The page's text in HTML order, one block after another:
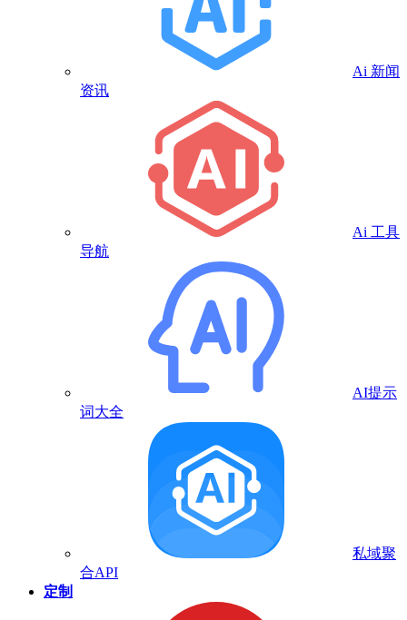
Ai 新闻
资讯
Ai 工具
导航
AI提示
词大全
私域聚
合API
定制